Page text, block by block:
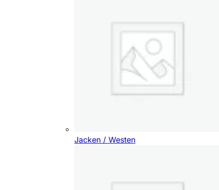
Jacken / Westen